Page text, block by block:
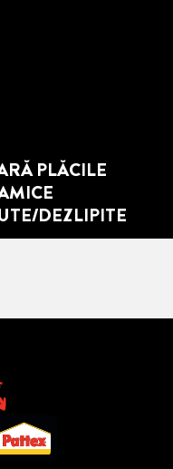
PLĂCILE
DEZLIPITE